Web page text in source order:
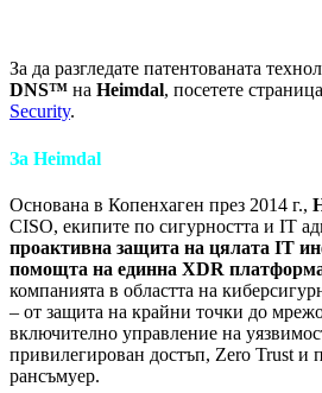
За да разгледате патентованата
DNS™ на Heimdal, посетете
Security.
За Heimdal
Основана в Копенхаген през 2014 г.,
CISO, екипите по сигурността и IT
проактивна защита на цялата IT
помощта на единна XDR
компанията в областта на
– от защита на крайни точки до
включително управление на
привилегирован достъп, Zero Trust и
рансъмуер.